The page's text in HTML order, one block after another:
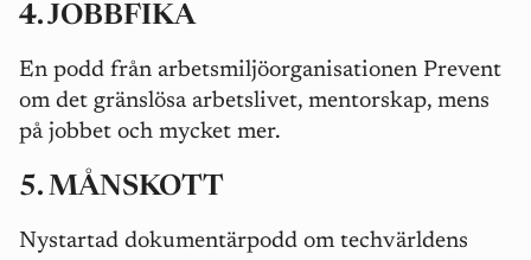
4.JOBBFIKA
En podd från arbetsmiljöorganisationen Prevent
om det gränslösa arbetslivet, mentorskap, mens
på jobbet och mycket mer.
5. MÅNSKOTT
Nystartad dokumentärpodd om techvärldens